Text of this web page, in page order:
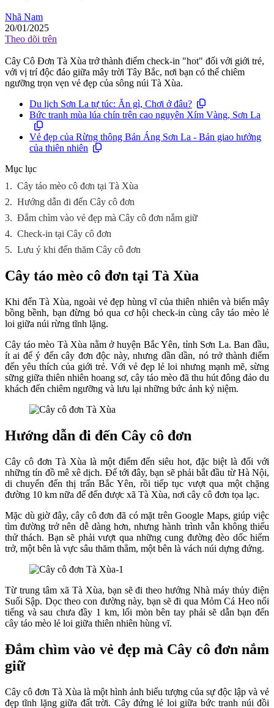
Nhã Nam
20/01/2025
Theo dõi trên
Cây Cô Đơn Tà Xùa trở thành điểm check-in "hot" đối với giới trẻ,
với vị trí độc đáo giữa mây trời Tây Bắc, nơi bạn có thể chiêm
ngưỡng trọn vẹn vẻ đẹp của sông núi Tà Xùa.
Du lịch Sơn La tự túc: Ăn gì, Chơi ở đâu?
Bức tranh mùa lúa chín trên cao nguyên Xím Vàng, Sơn La
Vẻ đẹp của Rừng thông Bản Áng Sơn La - Bản giao hưởng
của thiên nhiên
Mục lục
1. Cây táo mèo cô đơn tại Tà Xùa
2. Hướng dẫn đi đến Cây cô đơn
3. Đắm chìm vào vẻ đẹp mà Cây cô đơn nắm giữ
4. Check-in tại Cây cô đơn
5. Lưu ý khi đến thăm Cây cô đơn
Cây táo mèo cô đơn tại Tà Xùa
Khi đến Tà Xùa, ngoài vẻ đẹp hùng vĩ của thiên nhiên và biển mây
bồng bềnh, bạn đừng bỏ qua cơ hội check-in cùng cây táo mèo lẻ
loi giữa núi rừng tĩnh lặng.
Cây táo mèo Tà Xùa nằm ở huyện Bắc Yên, tỉnh Sơn La. Ban đầu,
ít ai để ý đến cây đơn độc này, nhưng dần dần, nó trở thành điểm
đến yêu thích của giới trẻ. Với vẻ đẹp lẻ loi nhưng mạnh mẽ, sừng
sững giữa thiên nhiên hoang sơ, cây táo mèo đã thu hút đông đảo du
khách đến chiêm ngưỡng và lưu lại những bức ảnh kỷ niệm.
Hướng dẫn đi đến Cây cô đơn
Cây cô đơn Tà Xùa là một điểm đến siêu hot, đặc biệt là đối với
những tín đồ mê xê dịch. Để tới đây, bạn sẽ phải bắt đầu từ Hà Nội,
di chuyển đến thị trấn Bắc Yên, rồi tiếp tục vượt qua một chặng
đường 10 km nữa để đến được xã Tà Xùa, nơi cây cô đơn tọa lạc.
Mặc dù giờ đây, cây cô đơn đã có mặt trên Google Maps, giúp việc
tìm đường trở nên dễ dàng hơn, nhưng hành trình vẫn không thiếu
thử thách. Bạn sẽ phải vượt qua những cung đường đèo dốc hiểm
trở, một bên là vực sâu thăm thẳm, một bên là vách núi dựng đứng.
Từ trung tâm xã Tà Xùa, bạn sẽ đi theo hướng Nhà máy thủy điện
Suối Sập. Dọc theo con đường này, bạn sẽ đi qua Mỏm Cá Heo nổi
tiếng và sau chưa đầy 1 km, lối mòn bên tay phải sẽ dẫn bạn đến
cây táo mèo lẻ loi giữa thiên nhiên hùng vĩ.
Đắm chìm vào vẻ đẹp mà Cây cô đơn nắm
giữ
Cây cô đơn Tà Xùa là một hình ảnh biểu tượng của sự độc lập và vẻ
đẹp tĩnh lặng giữa đất trời. Cây đứng lẻ loi giữa bức tranh núi đồi